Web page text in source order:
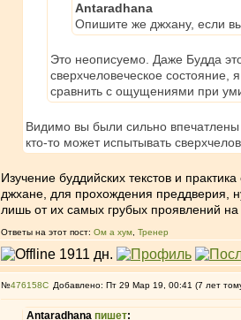
Antaradhana
Опишите же джхану, если
Это неописуемо. Даже Будда
сверхчеловеческое
сравнить с ощущениями при
Видимо вы были сильно впечатлены
кто-то может испытывать
Изучение буддийских текстов и
джхане, для прохождения преддверия,
лишь от их самых грубых проявлений
Ответы на этот пост: Ом а хум Тренер
№476158 Добавлено: Пт 29 Мар 19, 00:41 (7 лет
Antaradhana пишет: